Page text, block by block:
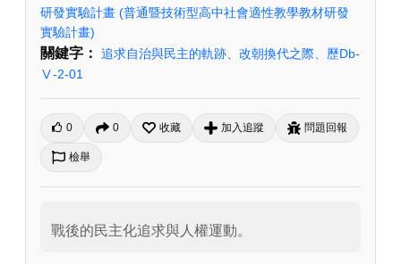
研發實驗計畫 (普通暨技術型高中社會適性教學教材研發
實驗計畫)
關鍵字： 追求自治與民主的軌跡 改朝換代之際
歷Db-
Ⅴ-2-01
0 0 收藏 加入追蹤 問題回報
檢舉
戰後的民主化追求與人權運動。